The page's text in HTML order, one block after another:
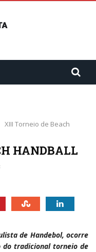
XIII Torneio de Beach
HANDBALL
de Handebol, ocorre
do tradicional torneio de